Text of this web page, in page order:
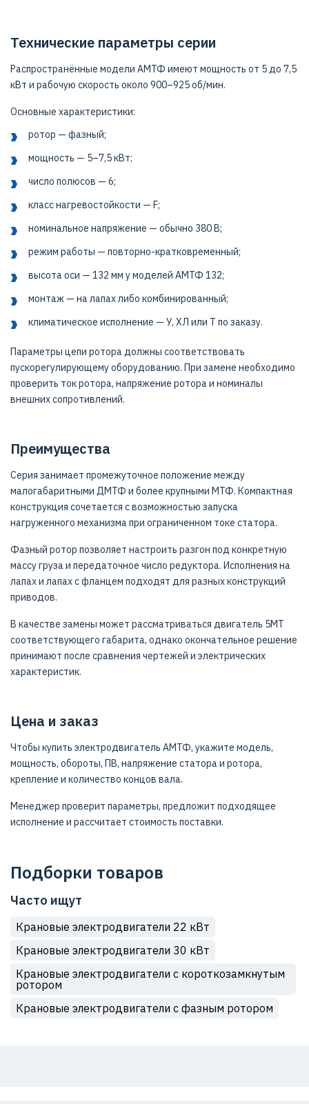
Технические параметры серии
Распространённые модели АМТФ имеют мощность от 5 до 7,5
кВт и рабочую скорость около 900–925 об/мин.
Основные характеристики:
ротор — фазный;
мощность — 5–7,5 кВт;
число полюсов — 6;
класс нагревостойкости — F;
номинальное напряжение — обычно 380 В;
режим работы — повторно-кратковременный;
высота оси — 132 мм у моделей АМТФ 132;
монтаж — на лапах либо комбинированный;
климатическое исполнение — У, ХЛ или Т по заказу.
Параметры цепи ротора должны соответствовать
пускорегулирующему оборудованию. При замене необходимо
проверить ток ротора, напряжение ротора и номиналы
внешних сопротивлений.
Преимущества
Серия занимает промежуточное положение между
малогабаритными ДМТФ и более крупными МТФ. Компактная
конструкция сочетается с возможностью запуска
нагруженного механизма при ограниченном токе статора.
Фазный ротор позволяет настроить разгон под конкретную
массу груза и передаточное число редуктора. Исполнения на
лапах и лапах с фланцем подходят для разных конструкций
приводов.
В качестве замены может рассматриваться двигатель 5МТ
соответствующего габарита, однако окончательное решение
принимают после сравнения чертежей и электрических
характеристик.
Цена и заказ
Чтобы купить электродвигатель АМТФ, укажите модель,
мощность, обороты, ПВ, напряжение статора и ротора,
крепление и количество концов вала.
Менеджер проверит параметры, предложит подходящее
исполнение и рассчитает стоимость поставки.
Подборки товаров
Часто ищут
Крановые электродвигатели 22 кВт
Крановые электродвигатели 30 кВт
Крановые электродвигатели с короткозамкнутым
ротором
Крановые электродвигатели с фазным ротором